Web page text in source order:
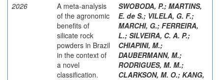
2026
A meta-analysis
of the agronomic
benefits of
silicate rock
powders in Brazil
in the context of
a novel
classification.
SWOBODA, P.; MARTINS,
E. de S.; VILELA, G. F.;
MARCHI, G.; FERREIRA,
L.; SILVEIRA, C. A. P.;
CHIAPINI, M.;
DAUBERMANN, M.;
RODRIGUES, M. M.;
CLARKSON, M. O.; KANG,